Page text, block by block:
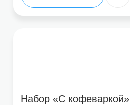
Набор «С кофеваркой»